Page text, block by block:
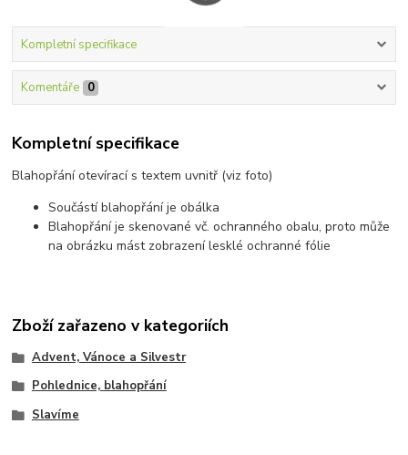
Kompletní specifikace
Komentáře 0
Kompletní specifikace
Blahopřání otevírací s textem uvnitř (viz foto)
Součástí blahopřání je obálka
Blahopřání je skenované vč. ochranného obalu, proto může
na obrázku mást zobrazení lesklé ochranné fólie
Zboží zařazeno v kategoriích
Advent, Vánoce a Silvestr
Pohlednice, blahopřání
Slavíme